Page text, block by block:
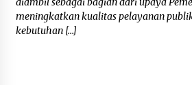
meningkatkan kualitas pelayanan
kebutuhan […]